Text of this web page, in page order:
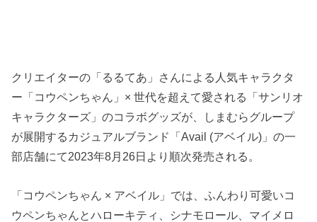
クリエイターの「るるてあ」さんによる人気キャラクタ
ー「コウペンちゃん」× 世代を超えて愛される「サンリオ
キャラクターズ」のコラボグッズが、しまむらグループ
が展開するカジュアルブランド「Avail (アベイル)」の一
部店舗にて2023年8月26日より順次発売される。
「コウペンちゃん × アベイル」では、ふんわり可愛いコ
ウペンちゃんとハローキティ、シナモロール、マイメロ